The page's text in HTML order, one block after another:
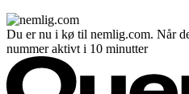
Du er nu i kø til nemlig.com. Når
nummer aktivt i 10 minutter